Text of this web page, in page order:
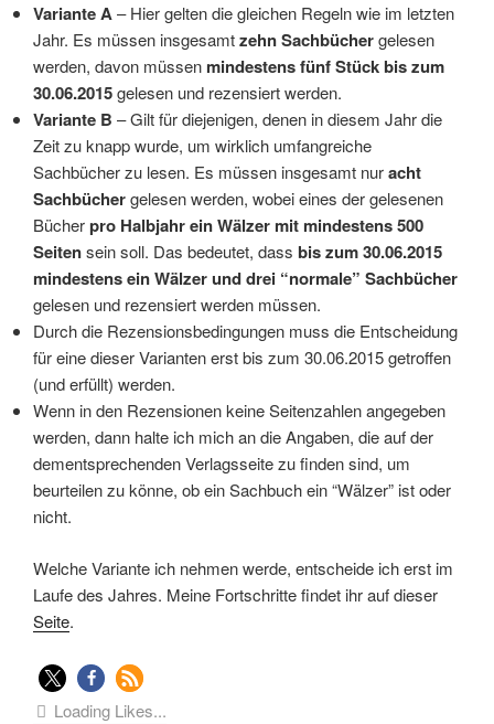
Variante A– Hier gelten die gleichen Regeln wie im letzten
Jahr. Es müssen insgesamtzehn Sachbüchergelesen
werden, davon müssen mindestens fünf Stück bis zum
30.06.2015gelesen und rezensiert werden.
Variante B – Gilt für diejenigen, denen in diesem Jahr die
Zeit zu knapp wurde, um wirklich umfangreiche
Sachbücher zu lesen. Es müssen insgesamt nuracht
Sachbüchergelesen werden, wobei eines der gelesenen
Bücherpro Halbjahr ein Wälzer mit mindestens 500
Seitensein soll. Das bedeutet, dass bis zum 30.06.2015
mindestens ein Wälzer und drei “normale” Sachbücher
gelesen und rezensiert werden müssen.
Durch die Rezensionsbedingungen muss die Entscheidung
für eine dieser Varianten erst bis zum 30.06.2015 getroffen
(und erfüllt) werden.
Wenn in den Rezensionen keine Seitenzahlen angegeben
werden, dann halte ich mich an die Angaben, die auf der
dementsprechenden Verlagsseite zu finden sind, um
beurteilen zu könne, ob ein Sachbuch ein “Wälzer” ist oder
nicht.
Welche Variante ich nehmen werde, entscheide ich erst im
Laufe des Jahres. Meine Fortschritte findet ihr auf dieser
Seite.
Loading Likes...